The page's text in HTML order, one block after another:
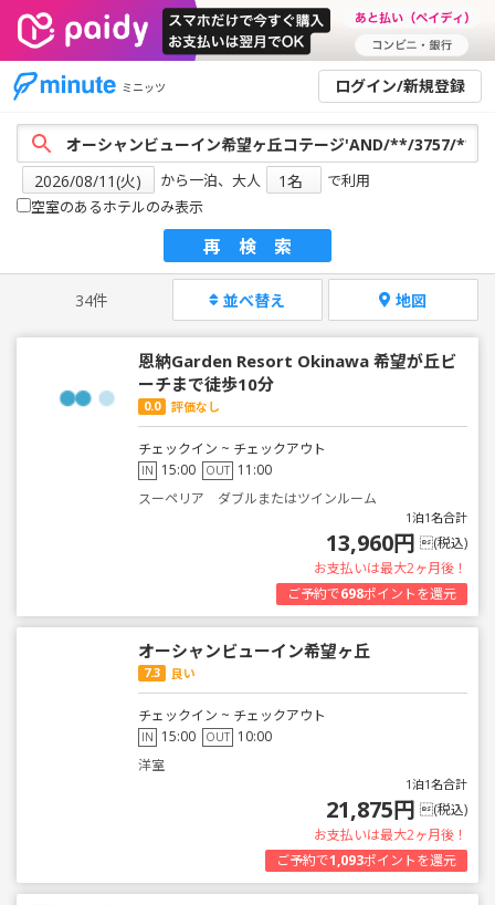
ミニッツ ログイン/新規登録
から一泊、大人
で利用
空室のあるホテルのみ表示
再検索
34件 並べ替え 地図
恩納Garden Resort Okinawa 希望が丘ビ
ーチまで徒歩10分
0.0 評価なし
チェックイン ~ チェックアウト
IN 15:00 OUT 11:00
スーペリア ダブルまたはツインルーム
1泊1名合計
13,960円 (税込)
お支払いは最大2ヶ月後！
ご予約で698ポイントを還元
オーシャンビューイン希望ヶ丘
7.3 良い
チェックイン ~ チェックアウト
IN 15:00 OUT 10:00
洋室
1泊1名合計
21,875円 (税込)
お支払いは最大2ヶ月後！
ご予約で1,093ポイントを還元